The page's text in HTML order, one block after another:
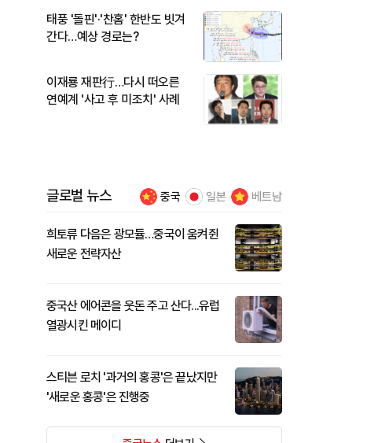
태풍 '돌핀'·'찬홈' 한반도 빗겨
간다…예상 경로는?
이재룡 재판行…다시 떠오른
연예계 '사고 후 미조치' 사례
글로벌 뉴스 중국 일본 베트남
희토류 다음은 광모듈…중국이 움켜쥔
새로운 전략자산
중국산 에어콘을 웃돈 주고 산다...유럽
열광시킨 메이디
스티븐 로치 '과거의 홍콩'은 끝났지만
'새로운 홍콩'은 진행중